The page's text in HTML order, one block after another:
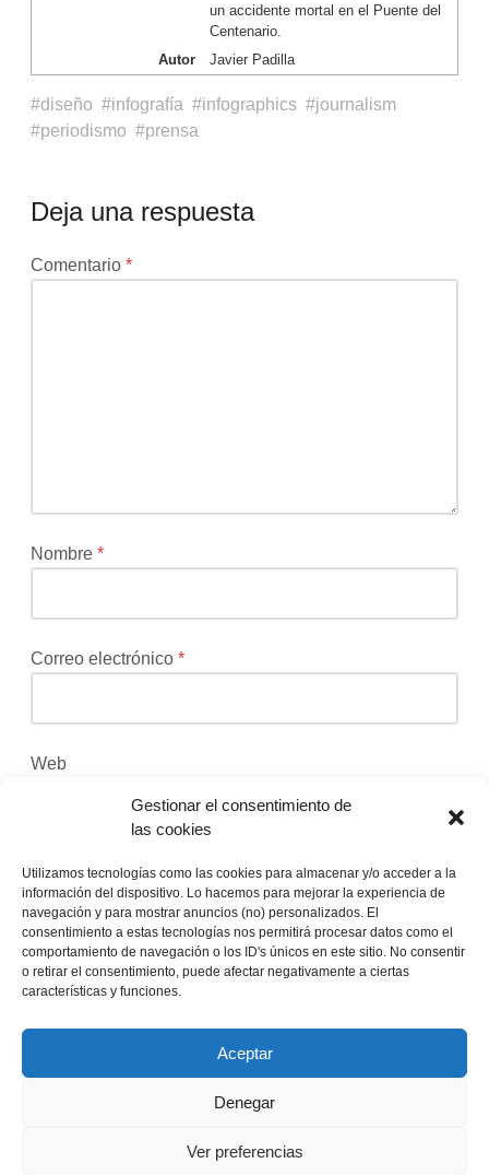
Gestionar el consentimiento de
las cookies
Utilizamos tecnologías como las cookies para almacenar y/o acceder a la
información del dispositivo. Lo hacemos para mejorar la experiencia de
navegación y para mostrar anuncios (no) personalizados. El
consentimiento a estas tecnologías nos permitirá procesar datos como el
comportamiento de navegación o los ID's únicos en este sitio. No consentir
o retirar el consentimiento, puede afectar negativamente a ciertas
características y funciones.
Aceptar
Denegar
Ver preferencias
un accidente mortal en el Puente del
Centenario.
Autor
Javier Padilla
diseño infografía infographics
journalism
periodismo
prensa
Deja una respuesta
Tu
están
Comentario*
Nombre*
Correo electrónico*
Web
Recibir un correo electrónico con los siguientes
comentarios a esta entrada.
Recibir un correo electrónico con cada nueva
entrada.
Este sitio usa Akismet para reducir el spam.